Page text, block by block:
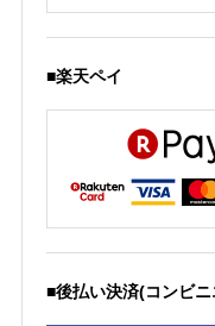
■楽天ペイ
■後払い決済(コンビ